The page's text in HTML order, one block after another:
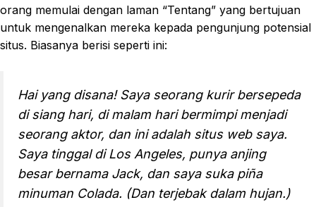
orang memulai dengan laman “Tentang” yang bertujuan
untuk mengenalkan mereka kepada pengunjung potensial
situs. Biasanya berisi seperti ini:
Hai yang disana! Saya seorang kurir bersepeda
di siang hari, di malam hari bermimpi menjadi
seorang aktor, dan ini adalah situs web saya.
Saya tinggal di Los Angeles, punya anjing
besar bernama Jack, dan saya suka piña
minuman Colada. (Dan terjebak dalam hujan.)